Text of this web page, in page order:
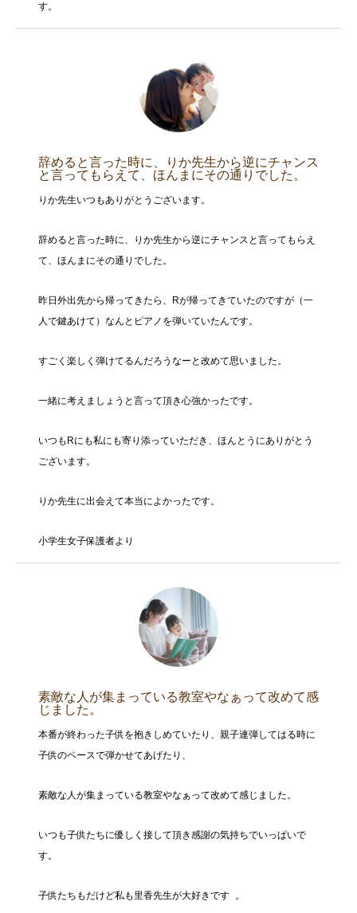
す。
辞めると言った時に、りか先生から逆にチャンス
と言ってもらえて、ほんまにその通りでした。
りか先生いつもありがとうございます。
辞めると言った時に、りか先生から逆にチャンスと言ってもらえ
て、ほんまにその通りでした。
昨日外出先から帰ってきたら、Rが帰ってきていたのですが（一
人で鍵あけて）なんとピアノを弾いていたんです。
すごく楽しく弾けてるんだろうなーと改めて思いました。
一緒に考えましょうと言って頂き心強かったです。
いつもRにも私にも寄り添っていただき、ほんとうにありがとう
ございます。
りか先生に出会えて本当によかったです。
小学生女子保護者より
素敵な人が集まっている教室やなぁって改めて感
じました。
本番が終わった子供を抱きしめていたり、親子連弾してはる時に
子供のペースで弾かせてあげたり、
素敵な人が集まっている教室やなぁって改めて感じました。
いつも子供たちに優しく接して頂き感謝の気持ちでいっぱいで
す。
子供たちもだけど私も里香先生が大好きです 。